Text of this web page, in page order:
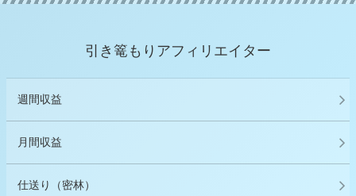
引き篭もりアフィリエイター
週間収益
月間収益
仕送り（密林）